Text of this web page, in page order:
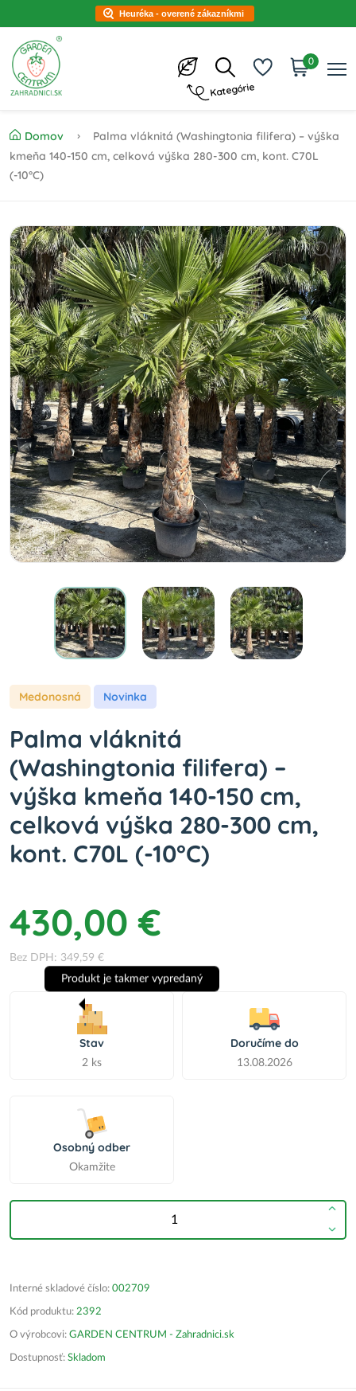
Heuréka - overené zákazníkmi
Kategórie
0
Domov
Palma vláknitá (Washingtonia filifera) – výška
kmeňa 140-150 cm, celková výška 280-300 cm, kont. C70L
(-10°C)
Medonosná Novinka
Palma vláknitá
(Washingtonia filifera) –
výška kmeňa 140-150 cm,
celková výška 280-300 cm,
kont. C70L (-10°C)
430,00 €
Bez DPH: 349,59 €
Stav
2 ks
Produkt je takmer vypredaný
Doručíme do
13.08.2026
Osobný odber
Okamžite
Interné skladové číslo: 002709
Kód produktu: 2392
O výrobcovi: GARDEN CENTRUM - Zahradnici.sk
Dostupnosť: Skladom